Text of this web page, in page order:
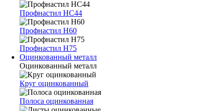
Профнастил НС44
Профнастил Н60
Профнастил Н75
Оцинкованный металл
Оцинкованный металл
Круг оцинкованный
Полоса оцинкованная